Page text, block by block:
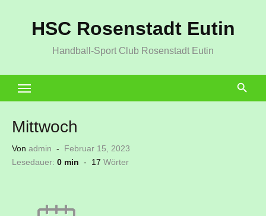
HSC Rosenstadt Eutin
Handball-Sport Club Rosenstadt Eutin
Mittwoch
Von admin
Veröffentlicht
am
Februar 15, 2023
Lesedauer: 0 min - 17 Wörter